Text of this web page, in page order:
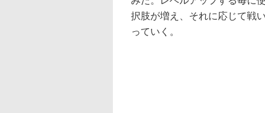
択肢が増え、それに応じて戦
っていく。